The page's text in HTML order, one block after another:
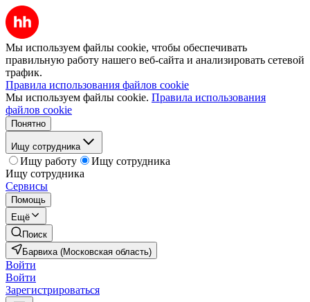
Мы используем файлы cookie, чтобы обеспечивать
правильную работу нашего веб-сайта и анализировать сетевой
трафик.
Правила использования файлов cookie
Мы используем файлы cookie. Правила использования
файлов cookie
Понятно
Ищу сотрудника
Ищу работу
Ищу сотрудника
Ищу сотрудника
Сервисы
Помощь
Ещё
Поиск
Барвиха (Московская область)
Войти
Войти
Зарегистрироваться